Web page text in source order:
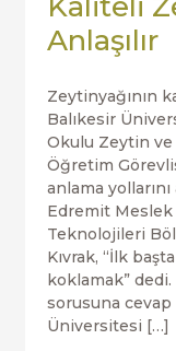
Anlaşılır
Zeytinyağının
Balıkesir
Okulu Zeytin
Öğretim
anlama
Edremit
Teknolojileri
Kıvrak, “İlk
koklamak” dedi.
sorusuna cevap
Üniversitesi […]